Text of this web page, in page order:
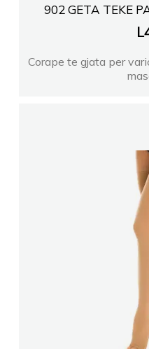
902 GETA TEKE
L
Corape te gjata per